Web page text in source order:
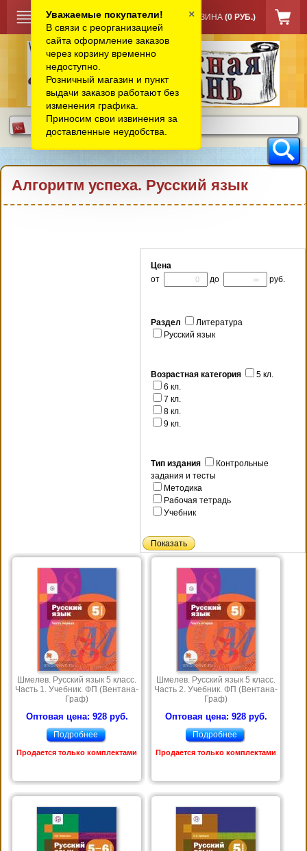
КОРЗИНА (0 РУБ.)
Алгоритм успеха. Русский язык
Цена
от
до руб.
Раздел
Литература
Русский язык
Возрастная категория
5 кл.
6 кл.
7 кл.
8 кл.
9 кл.
Тип издания
Контрольные
задания и тесты
Методика
Рабочая тетрадь
Учебник
Шмелев. Русский язык 5 класс.
Часть 1. Учебник. ФП (Вентана-
Граф)
Оптовая цена: 928 руб.
Подробнее
Продается только комплектами
Шмелев. Русский язык 5 класс.
Часть 2. Учебник. ФП (Вентана-
Граф)
Оптовая цена: 928 руб.
Подробнее
Продается только комплектами
Уважаемые покупатели!
В связи с реорганизацией
сайта оформление заказов
через корзину временно
недоступно.
Розничный магазин и пункт
выдачи заказов работают без
изменения графика.
Приносим свои извинения за
доставленные неудобства.
×